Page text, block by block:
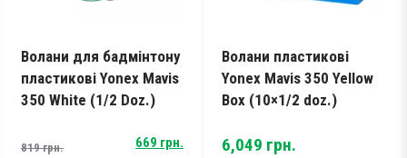
Волани для бадмінтону
пластикові Yonex Mavis
350 White (1/2 Doz.)
819грн.Original
669 грн.
Current
Волани пластикові
Yonex Mavis 350 Yellow
Box (10×1/2 doz.)
6,049 грн.